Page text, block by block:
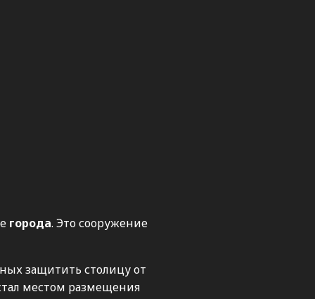
города. Это сооружение
защитить столицу от
местом размещения